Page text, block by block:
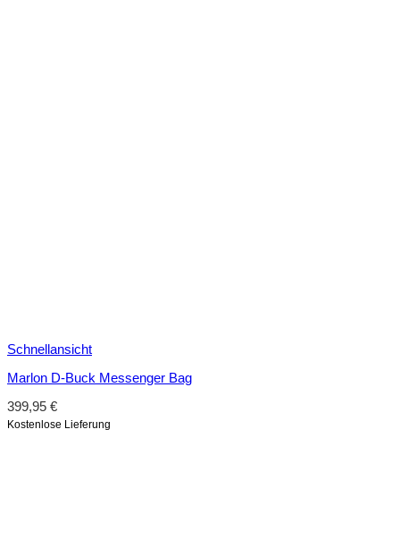
Schnellansicht
Marlon D-Buck Messenger Bag
399,95 €
Kostenlose Lieferung